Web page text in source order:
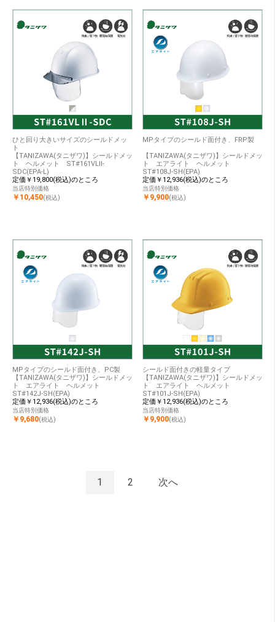
ひと回り大きいサイズのシールドメッ
ト
【TANIZAWA(タニザワ)】シールドメッ
ト ヘルメット ST#161VLⅡ-
SDC(EPA-L)
定価￥19,800(税込)のところ
当店特別価格
￥10,450(税込)
MPタイプのシールド面付き、FRP製
【TANIZAWA(タニザワ)】シールドメッ
ト エアライト ヘルメット
ST#108J-SH(EPA)
定価￥12,936(税込)のところ
当店特別価格
￥9,900(税込)
MPタイプのシールド面付き、PC製
【TANIZAWA(タニザワ)】シールドメッ
ト エアライト ヘルメット
ST#142J-SH(EPA)
定価￥12,936(税込)のところ
当店特別価格
￥9,680(税込)
シールド面付きの軽量タイプ
【TANIZAWA(タニザワ)】シールドメッ
ト エアライト ヘルメット
ST#101J-SH(EPA)
定価￥12,936(税込)のところ
当店特別価格
￥9,900(税込)
1 2 次へ